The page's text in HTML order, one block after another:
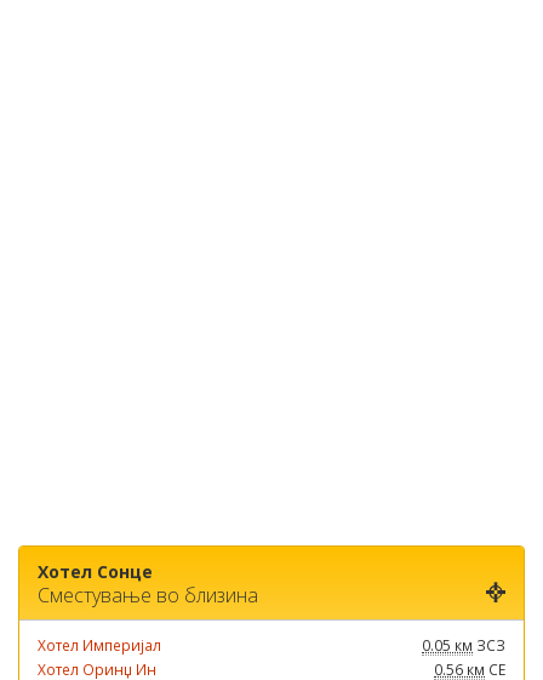
Хотел Сонце
Сместување во близина
Хотел Империјал 0.05 км ЗСЗ
Хотел Оринџ Ин
0.56 км СЕ